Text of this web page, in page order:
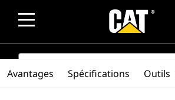
SEARCH
Avantages Spécifications Outils